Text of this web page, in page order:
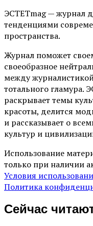
ЭСТЕТmag — журнал
тенденциями
пространства.
Журнал поможет
своеобразное
между
тотального гламура.
раскрывает темы
красоты, делится
и рассказывает о
культур и
Использование
только при наличии
Условия
Политика
Сейчас